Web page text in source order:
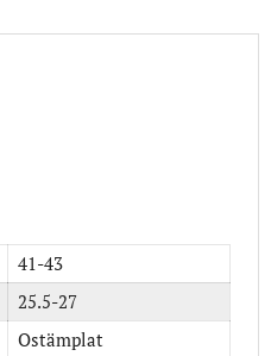
41-43
25.5-27
Ostämplat